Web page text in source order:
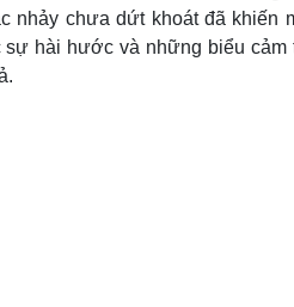
nhảy chưa dứt khoát đã khiến
hài hước và những biểu